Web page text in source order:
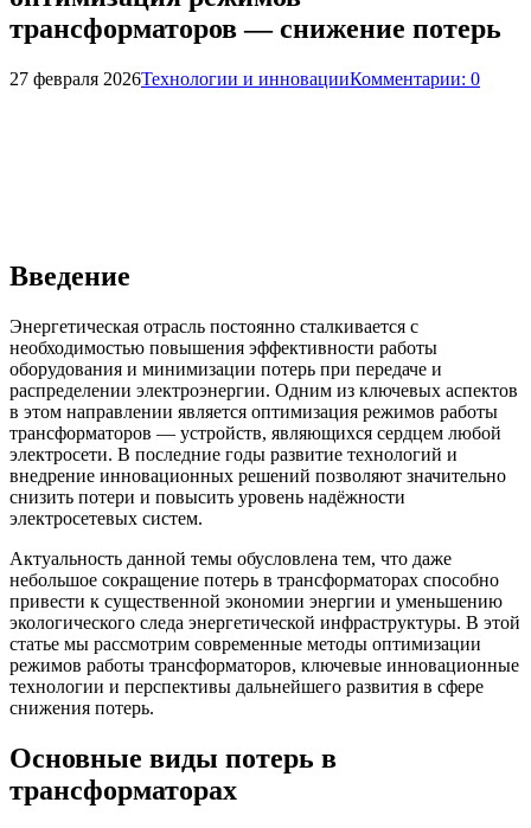
трансформаторов — снижение потерь
27 февраля 2026Технологии и инновацииКомментарии: 0
Введение
Энергетическая отрасль постоянно сталкивается с
необходимостью повышения эффективности работы
оборудования и минимизации потерь при передаче и
распределении электроэнергии. Одним из ключевых аспектов
в этом направлении является оптимизация режимов работы
трансформаторов — устройств, являющихся сердцем любой
электросети. В последние годы развитие технологий и
внедрение инновационных решений позволяют значительно
снизить потери и повысить уровень надёжности
электросетевых систем.
Актуальность данной темы обусловлена тем, что даже
небольшое сокращение потерь в трансформаторах способно
привести к существенной экономии энергии и уменьшению
экологического следа энергетической инфраструктуры. В этой
статье мы рассмотрим современные методы оптимизации
режимов работы трансформаторов, ключевые инновационные
технологии и перспективы дальнейшего развития в сфере
снижения потерь.
Основные виды потерь в
трансформаторах